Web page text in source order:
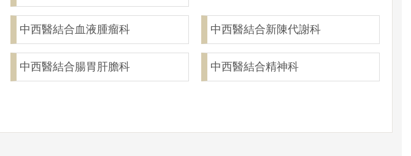
中西醫結合血液腫瘤科 中西醫結合新陳代謝科
中西醫結合腸胃肝膽科 中西醫結合精神科